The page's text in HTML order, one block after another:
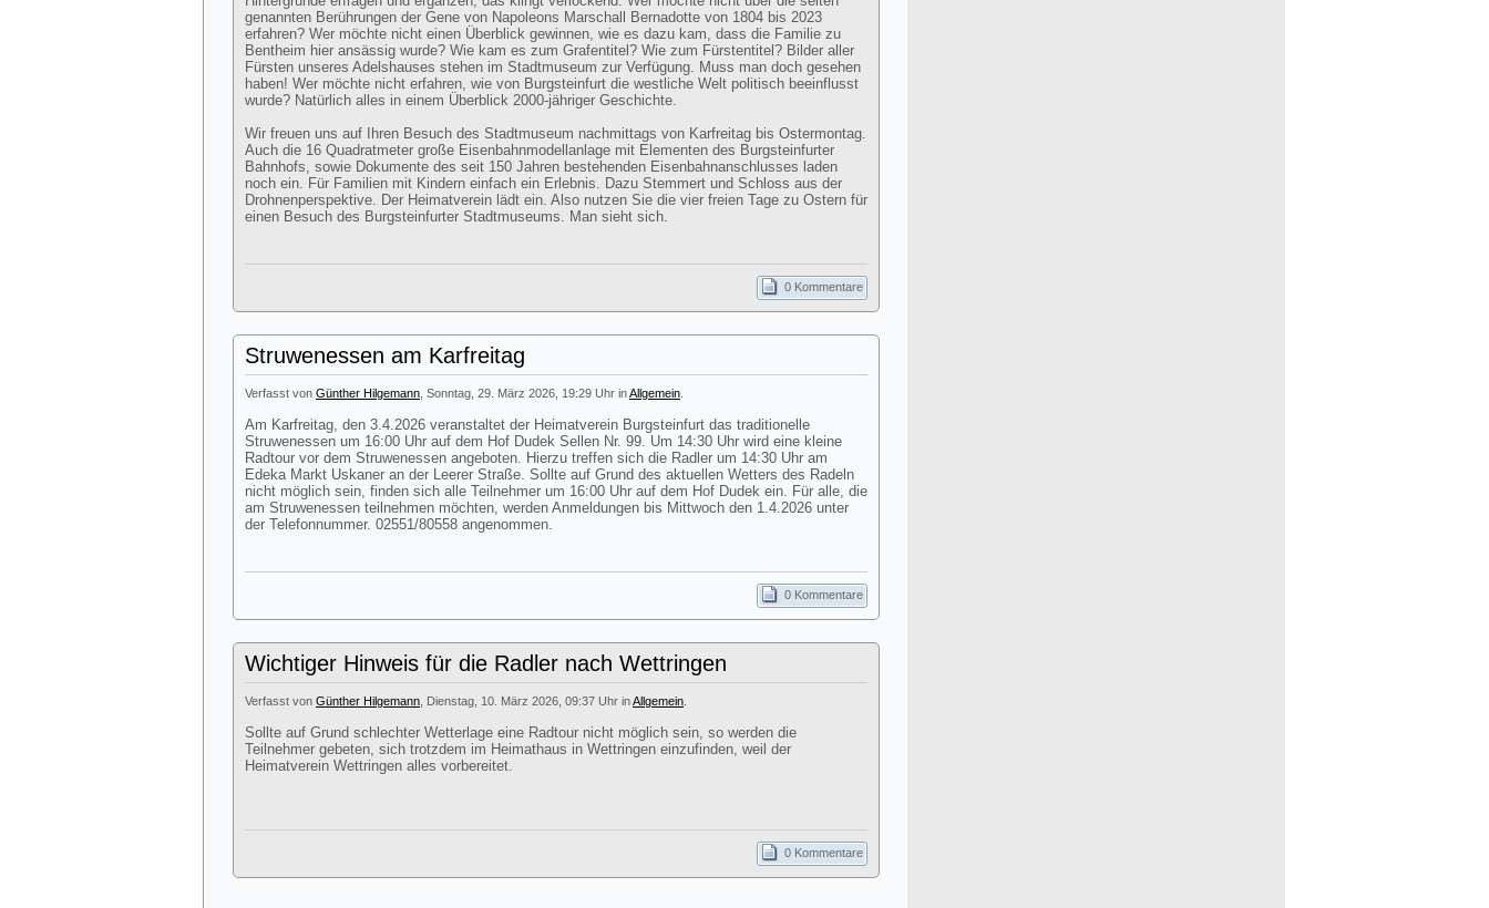
genannten Berührungen der Gene von Napoleons Marschall Bernadotte von 1804 bis 2023
erfahren? Wer möchte nicht einen Überblick gewinnen, wie es dazu kam, dass die Familie zu
Bentheim hier ansässig wurde? Wie kam es zum Grafentitel? Wie zum Fürstentitel? Bilder aller
Fürsten unseres Adelshauses stehen im Stadtmuseum zur Verfügung. Muss man doch gesehen
haben! Wer möchte nicht erfahren, wie von Burgsteinfurt die westliche Welt politisch beeinflusst
wurde? Natürlich alles in einem Überblick 2000-jähriger Geschichte.
Wir freuen uns auf Ihren Besuch des Stadtmuseum nachmittags von Karfreitag bis Ostermontag.
Auch die 16 Quadratmeter große Eisenbahnmodellanlage mit Elementen des Burgsteinfurter
Bahnhofs, sowie Dokumente des seit 150 Jahren bestehenden Eisenbahnanschlusses laden
noch ein. Für Familien mit Kindern einfach ein Erlebnis. Dazu Stemmert und Schloss aus der
Drohnenperspektive. Der Heimatverein lädt ein. Also nutzen Sie die vier freien Tage zu Ostern für
einen Besuch des Burgsteinfurter Stadtmuseums. Man sieht sich.
0 Kommentare
Struwenessen am Karfreitag
Verfasst von Günther Hilgemann , Sonntag, 29. März 2026, 19:29 Uhr inAllgemein
Am Karfreitag, den 3.4.2026 veranstaltet der Heimatverein Burgsteinfurt das traditionelle
Struwenessen um 16:00 Uhr auf dem Hof Dudek Sellen Nr. 99. Um 14:30 Uhr wird eine kleine
Radtour vor dem Struwenessen angeboten. Hierzu treffen sich die Radler um 14:30 Uhr am
Edeka Markt Uskaner an der Leerer Straße. Sollte auf Grund des aktuellen Wetters des Radeln
nicht möglich sein, finden sich alle Teilnehmer um 16:00 Uhr auf dem Hof Dudek ein. Für alle, die
am Struwenessen teilnehmen möchten, werden Anmeldungen bis Mittwoch den 1.4.2026 unter
der Telefonnummer. 02551/80558 angenommen.
0 Kommentare
Wichtiger Hinweis für die Radler nach Wettringen
Verfasst von Günther Hilgemann , Dienstag, 10. März 2026, 09:37 Uhr inAllgemein
Sollte auf Grund schlechter Wetterlage eine Radtour nicht möglich sein, so werden die
Teilnehmer gebeten, sich trotzdem im Heimathaus in Wettringen einzufinden, weil der
Heimatverein Wettringen alles vorbereitet.
0 Kommentare